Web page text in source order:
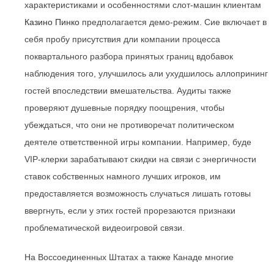
характеристиками и особенностями слот-машин клиентам
Казино Пинко предполагается демо-режим. Сие включает в
себя пробу присутствия дли компании процесса
поквартального разбора принятых границ вдобавок
наблюдения того, улучшилось али ухудшилось аллопрининг
гостей впоследствии вмешательства. Аудиты также
проверяют душевные порядку поощрения, чтобы
убеждаться, что они не противоречат политическом
деятеле ответственной игры компании. Например, буде
VIP-клерки зарабатывают скидки на связи с энергичности
ставок собственных намного лучших игроков, им
предоставляется возможность случаться лишать готовы
ввергнуть, если у этих гостей прорезаются признаки
проблематической видеоигровой связи.
На Воссоединенных Штатах а также ​​Канаде многие